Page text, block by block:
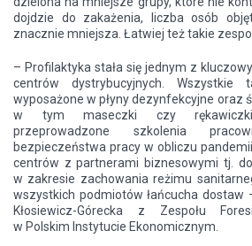
dojdzie do zakażenia, liczba osób
znacznie mniejsza. Łatwiej też takie
– Profilaktyka stała się jednym z
centrów dystrybucyjnych. Wszystkie
wyposażone w płyny dezynfekcyjne oraz
w tym maseczki czy
przeprowadzone szkolenia
bezpieczeństwa pracy w obliczu
centrów z partnerami biznesowymi tj.
w zakresie zachowania reżimu
wszystkich podmiotów łańcucha dostaw
Kłosiewicz-Górecka z Zespołu
w Polskim Instytucie Ekonomicznym.